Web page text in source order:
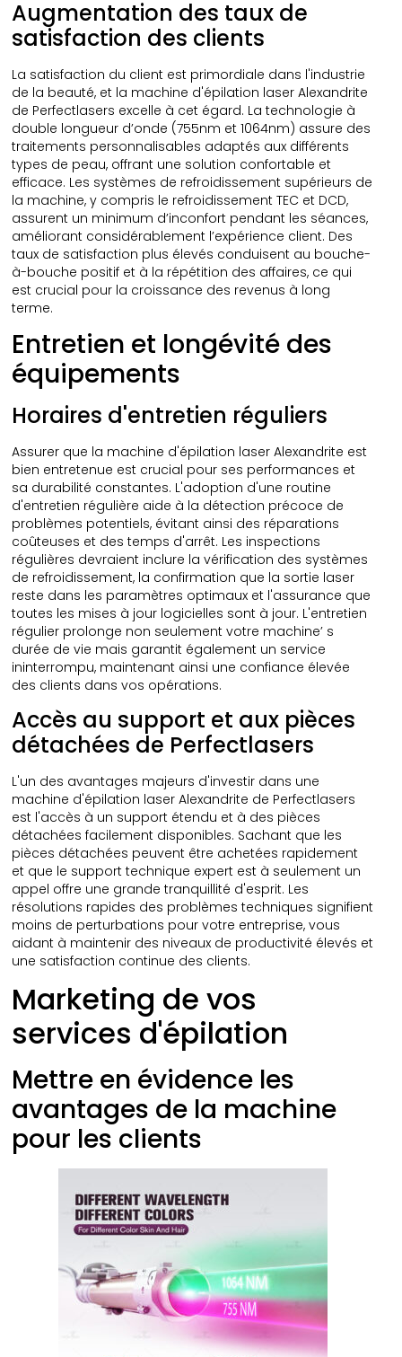
Augmentation des taux de
satisfaction des clients
La satisfaction du client est primordiale dans l'industrie
de la beauté, et la machine d'épilation laser Alexandrite
de Perfectlasers excelle à cet égard. La technologie à
double longueur d’onde (755nm et 1064nm) assure des
traitements personnalisables adaptés aux différents
types de peau, offrant une solution confortable et
efficace. Les systèmes de refroidissement supérieurs de
la machine, y compris le refroidissement TEC et DCD,
assurent un minimum d’inconfort pendant les séances,
améliorant considérablement l’expérience client. Des
taux de satisfaction plus élevés conduisent au bouche-
à-bouche positif et à la répétition des affaires, ce qui
est crucial pour la croissance des revenus à long
terme.
Entretien et longévité des
équipements
Horaires d'entretien réguliers
Assurer que la machine d'épilation laser Alexandrite est
bien entretenue est crucial pour ses performances et
sa durabilité constantes. L'adoption d'une routine
d'entretien régulière aide à la détection précoce de
problèmes potentiels, évitant ainsi des réparations
coûteuses et des temps d'arrêt. Les inspections
régulières devraient inclure la vérification des systèmes
de refroidissement, la confirmation que la sortie laser
reste dans les paramètres optimaux et l'assurance que
toutes les mises à jour logicielles sont à jour. L'entretien
régulier prolonge non seulement votre machine’ s
durée de vie mais garantit également un service
ininterrompu, maintenant ainsi une confiance élevée
des clients dans vos opérations.
Accès au support et aux pièces
détachées de Perfectlasers
L'un des avantages majeurs d'investir dans une
machine d'épilation laser Alexandrite de Perfectlasers
est l'accès à un support étendu et à des pièces
détachées facilement disponibles. Sachant que les
pièces détachées peuvent être achetées rapidement
et que le support technique expert est à seulement un
appel offre une grande tranquillité d'esprit. Les
résolutions rapides des problèmes techniques signifient
moins de perturbations pour votre entreprise, vous
aidant à maintenir des niveaux de productivité élevés et
une satisfaction continue des clients.
Marketing de vos
services d'épilation
Mettre en évidence les
avantages de la machine
pour les clients